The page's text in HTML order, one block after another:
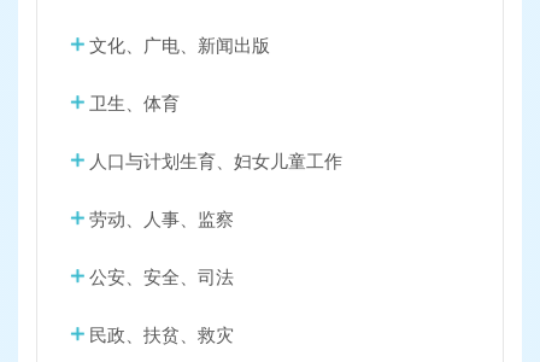
文化、广电、新闻出版
卫生、体育
人口与计划生育、妇女儿童工作
劳动、人事、监察
公安、安全、司法
民政、扶贫、救灾